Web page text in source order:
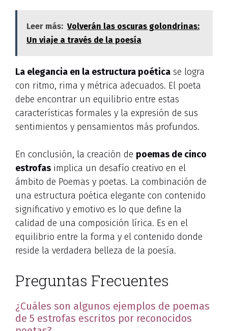
Leer más: Volverán las oscuras golondrinas:
Un viaje a través de la poesía
La elegancia en la estructura poética se logra
con ritmo, rima y métrica adecuados. El poeta
debe encontrar un equilibrio entre estas
características formales y la expresión de sus
sentimientos y pensamientos más profundos.
En conclusión, la creación de poemas de cinco
estrofas implica un desafío creativo en el
ámbito de Poemas y poetas. La combinación de
una estructura poética elegante con contenido
significativo y emotivo es lo que define la
calidad de una composición lírica. Es en el
equilibrio entre la forma y el contenido donde
reside la verdadera belleza de la poesía.
Preguntas Frecuentes
¿Cuáles son algunos ejemplos de poemas
de 5 estrofas escritos por reconocidos